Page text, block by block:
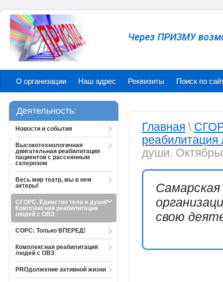
Через ПРИЗМУ
О организации Наш адрес Реквизиты Поиск по
Деятельность:
Новости и события
Высокотехнологичная
двигательная реабилитация
пациентов с рассеянным
склерозом
Весь мир театр, мы в нем
актеры!
СГОРС. Единство тела и души!
Комплексная реабилитация
людей с ОВЗ
СОРС: Только ВПЕРЕД!
Комплексная реабилитация
людей с ОВЗ
PROдолжение активной жизни
Главная \
души.
свою